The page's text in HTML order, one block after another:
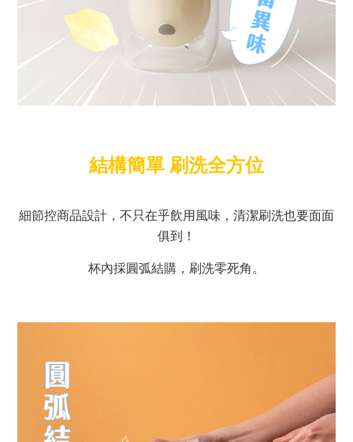
結構簡單 刷洗全方位
細節控商品設計，不只在乎飲用風味，清潔刷洗也要面面
俱到！
杯內採圓弧結購，刷洗零死角。